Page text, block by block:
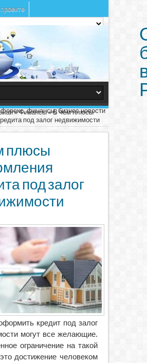
финансы, бизнес новости
»Финансы»В чем плюсы
под залог недвижимости
плюсы
под залог
кредит под залог
могут все желающие.
ограничение на такой
достижение человеком